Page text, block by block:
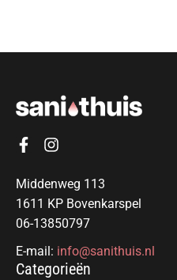
Middenweg 113
1611 KP Bovenkarspel
06-13850797
E-mail: info@sanithuis.nl
Categorieën